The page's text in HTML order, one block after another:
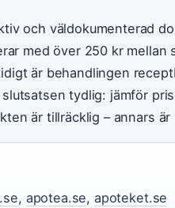
och väldokumenterad
med över 250 kr
är behandlingen
tydlig: jämför
är tillräcklig – annars
, apotea.se, apoteket.se